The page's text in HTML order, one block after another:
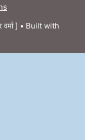
] • Built with